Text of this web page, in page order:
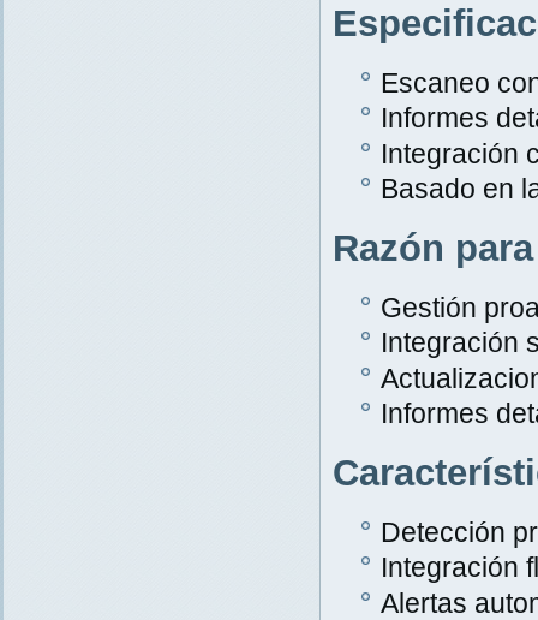
Escaneo
Informes
Integración
Basado en
Razón
Gestión
Integración
Informes
Detección
Integración
Alertas